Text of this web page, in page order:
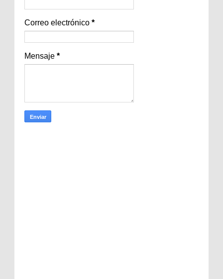
Correo electrónico *
Mensaje *